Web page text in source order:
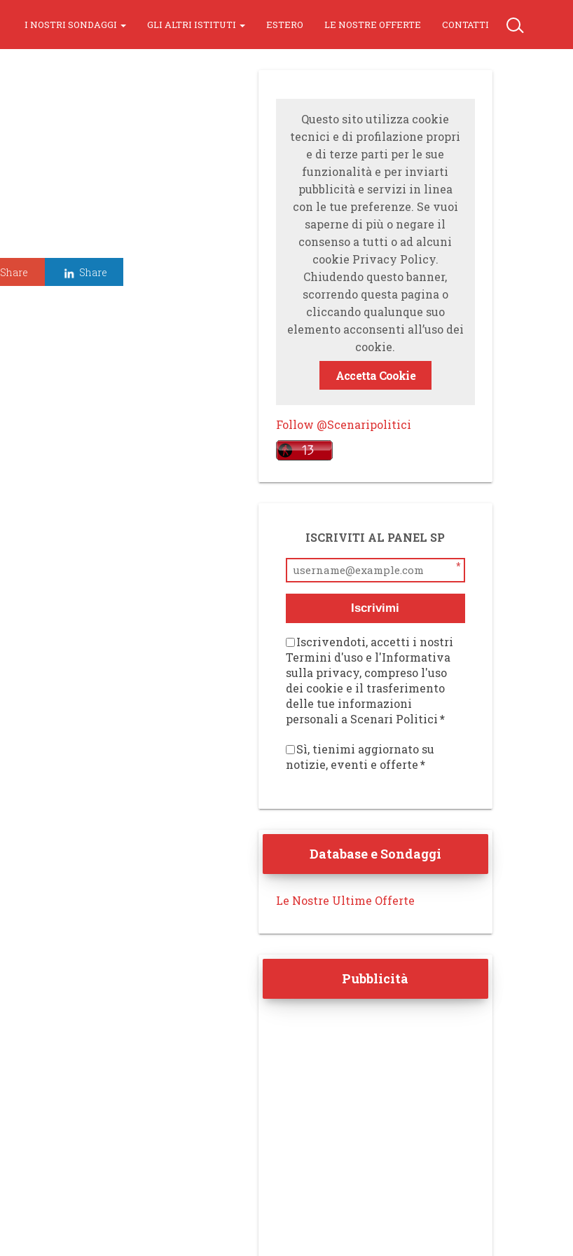
I NOSTRI SONDAGGI GLI ALTRI ISTITUTI ESTERO LE NOSTRE OFFERTE CONTATTI
Share Share
Questo sito utilizza cookie
tecnici e di profilazione propri
e di terze parti per le sue
funzionalità e per inviarti
pubblicità e servizi in linea
con le tue preferenze. Se vuoi
saperne di più o negare il
consenso a tutti o ad alcuni
cookie Privacy Policy.
Chiudendo questo banner,
scorrendo questa pagina o
cliccando qualunque suo
elemento acconsenti all’uso dei
cookie.
Accetta Cookie
Follow @Scenaripolitici
ISCRIVITI AL PANEL SP
*
Iscrivimi
Iscrivendoti, accetti i nostri
Termini d'uso e l'Informativa
sulla privacy, compreso l'uso
dei cookie e il trasferimento
delle tue informazioni
personali a Scenari Politici*
Sì, tienimi aggiornato su
notizie, eventi e offerte*
Database e Sondaggi
Le Nostre Ultime Offerte
Pubblicità